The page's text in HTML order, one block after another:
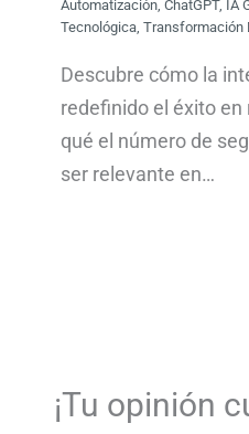
Automatización ,ChatGPT, IA
Tecnológica ,Transformación
Descubre cómo la
redefinido el éxito
qué el número de
ser relevante en…
¡Tu opinión